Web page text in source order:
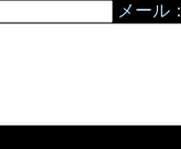
メール：